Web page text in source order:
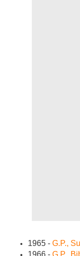
1965 - G.P.,